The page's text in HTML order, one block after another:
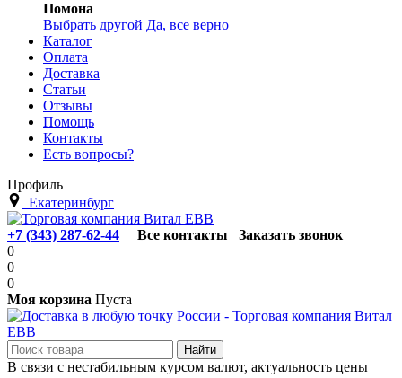
Помона
Выбрать другой Да, все верно
Каталог
Оплата
Доставка
Статьи
Отзывы
Помощь
Контакты
Есть вопросы?
Профиль
Екатеринбург
+7 (343) 287-62-44 Все контакты
Заказать звонок
0
0
0
Моя корзина Пуста
В связи с нестабильным курсом валют, актуальность цены